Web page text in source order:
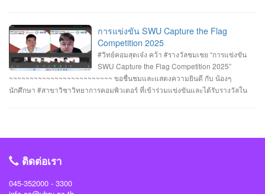
ในโครงการจำนวน 60 ทีม จัดโดย ภาควิชาวิศวกรรมคอมพิวเตอร์ คณะ
วิศวกรรมศาสตร์ มหาวิทยาลัยศรีนครินทรวิโรฒ ร่วมกับ บริษัท ACIS Professional
Center และ บริษัท SEC Playground รายการที่ 3. การแข่งขัน Mini CTF ระหว่างผู้
เข้าร่วม NCSA CTF Boot Camp 2025 รุ่นที่ 4 ซึ่งจัดขึ้นในระหว่างวันที่ 19–20
กรกฎาคม 2568 นายอาทิตย์ สายกนก นักศึกษาชั้นปีที่ 3 ได้รับ #รางวัล_MVP ผู้ที่
ทำคะแนนรายบุคคลสูงสุด (3400 คะแนน) จัดโดย #สำนักงานคณะกรรมการการ
การแข่งขัน SWU Capture the Flag
Competition 2025
#วิทย์คอมสุดเจ๋ง คว้า #รางวัลชมเชย “การแข่งขัน
SWU Capture the Flag Competition 2025”
~~~~~~~~~~~~~~~~~~~~~~~~~ ขอชื่นชมและแสดงความยินดี กับ น้องๆ
นักศึกษา #สาขาวิชาวิทยาการคอมพิวเตอร์ ที่เข้าร่วมแข่งขันและได้รับรางวัลใน
24 สถาบันการศึกษา รวมทีมมาเข้าร่วมทำการแข่งขันในโครงการจำนวน 60 ทีม
#มหาวิทยาลัยราชภัฏอุบลราชธานี
ติดต่อเรา
045-352000 - 3300